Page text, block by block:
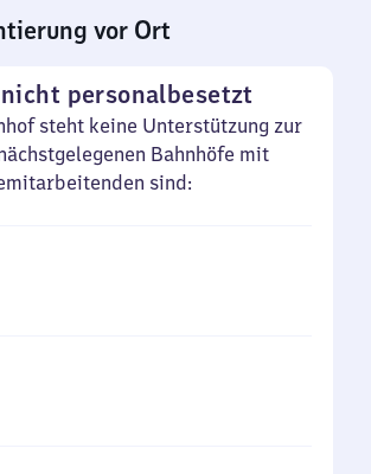
vor Ort
personalbesetzt
steht keine Unterstützung zur
Bahnhöfe mit
sind: